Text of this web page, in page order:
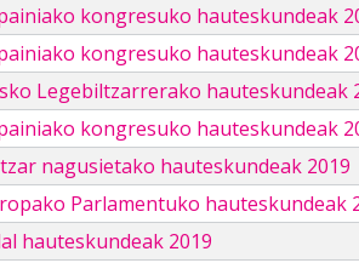
kongresuko hauteskundeak
kongresuko hauteskundeak
Legebiltzarrerako hauteskundeak
kongresuko hauteskundeak
nagusietako hauteskundeak 2019
Parlamentuko hauteskundeak
hauteskundeak 2019